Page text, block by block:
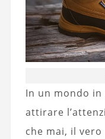
In un mondo
attirare
che mai, il